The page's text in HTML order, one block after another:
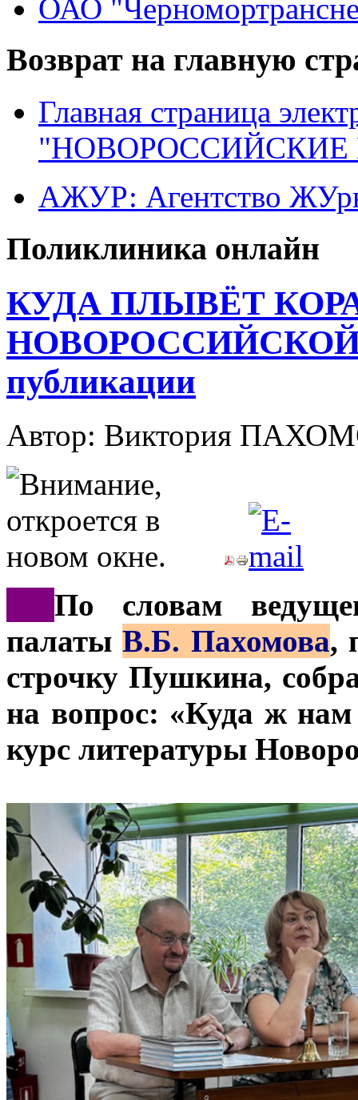
ОАО
Возврат на главную
Главная страница
"НОВОРОССИЙСКИЕ
АЖУР: Агентство
Поликлиника онлайн
КУДА ПЛЫВЁТ
НОВОРОССИЙСКОЙ
публикации
Автор: Виктория
По словам
палатыВ.Б. Пахомова,
строчку Пушкина,
на вопрос: «Куда ж нам
курс литературы